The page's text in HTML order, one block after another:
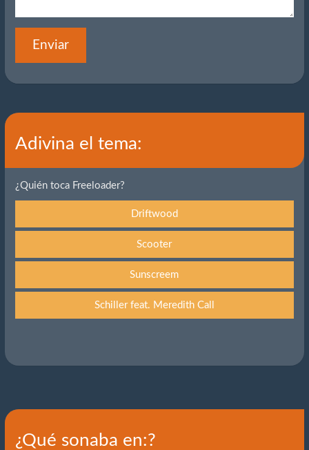
Enviar
Adivina el tema:
¿Quién toca Freeloader?
Driftwood
Scooter
Sunscreem
Schiller feat. Meredith Call
¿Qué sonaba en:?